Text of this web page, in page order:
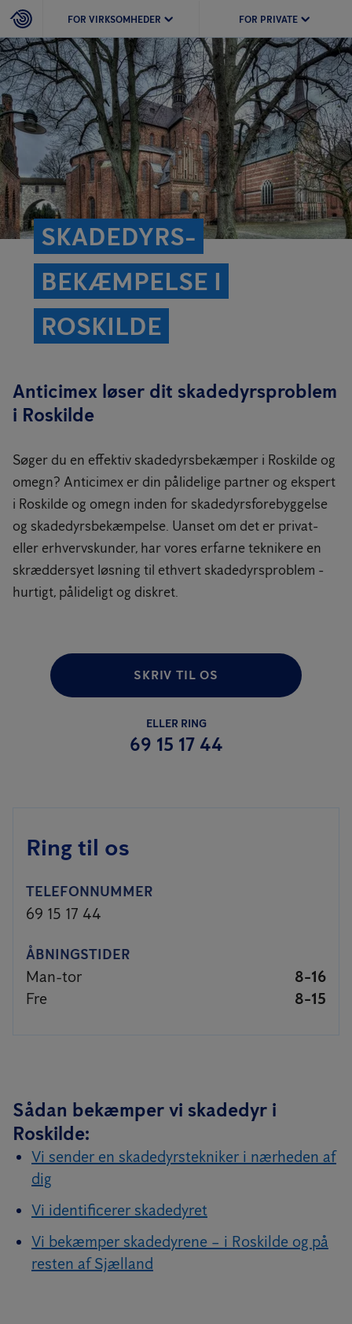
FOR VIRKSOMHEDER FOR PRIVATE
SKADEDYRS­
BEKÆMPELSE I
ROSKILDE
Anticimex løser dit skadedyrsproblem
i Roskilde
Søger du en effektiv skadedyrsbekæmper i Roskilde og
omegn? Anticimex er din pålidelige partner og ekspert
i Roskilde og omegn inden for skadedyrsforebyggelse
og skadedyrsbekæmpelse. Uanset om det er privat-
eller erhvervskunder, har vores erfarne teknikere en
skræddersyet løsning til ethvert skadedyrsproblem -
hurtigt, pålideligt og diskret.
SKRIV TIL OS
ELLER RING
69 15 17 44
Ring til os
TELEFONNUMMER
69 15 17 44
ÅBNINGSTIDER
Man-tor
8-16
Fre
8-15
Sådan bekæmper vi skadedyr i
Roskilde:
Vi sender en skadedyrstekniker i nærheden af
dig
Vi identificerer skadedyret
Vi bekæmper skadedyrene – i Roskilde og på
resten af Sjælland